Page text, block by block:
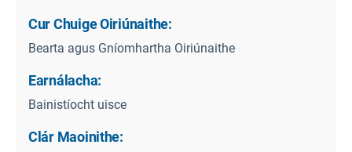
Cur Chuige Oiriúnaithe:
Bearta agus Gníomhartha Oiriúnaithe
Earnálacha:
Bainistíocht uisce
Clár Maoinithe: